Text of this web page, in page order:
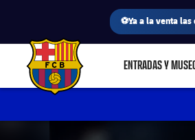
⚽Ya a la venta
FC Barcelona club badge ENTRADAS Y